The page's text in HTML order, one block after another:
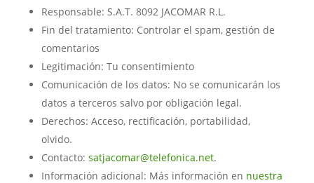
Responsable: S.A.T. 8092 JACOMAR R.L.
Fin del tratamiento: Controlar el spam, gestión de
comentarios
Legitimación: Tu consentimiento
Comunicación de los datos: No se comunicarán los
datos a terceros salvo por obligación legal.
Derechos: Acceso, rectificación, portabilidad,
olvido.
Contacto: satjacomar@telefonica.net.
Información adicional: Más información en nuestra